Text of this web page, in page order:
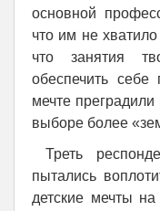
основной
что им не
что занятия
обеспечить
мечте
выборе более
Треть
пытались
детские мечты